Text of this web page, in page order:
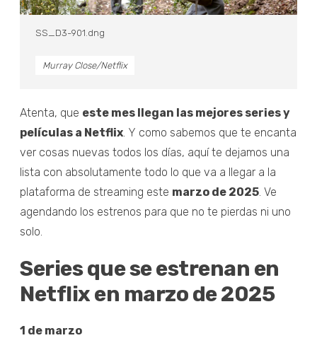
SS_D3-901.dng
Murray Close/Netflix
Atenta, que este mes llegan las mejores series y
películas a Netflix . Y como sabemos que te encanta
ver cosas nuevas todos los días, aquí te dejamos una
lista con absolutamente todo lo que va a llegar a la
plataforma de streaming este marzo de 2025 . Ve
agendando los estrenos para que no te pierdas ni uno
solo.
Series que se estrenan en
Netflix en marzo de 2025
1 de marzo